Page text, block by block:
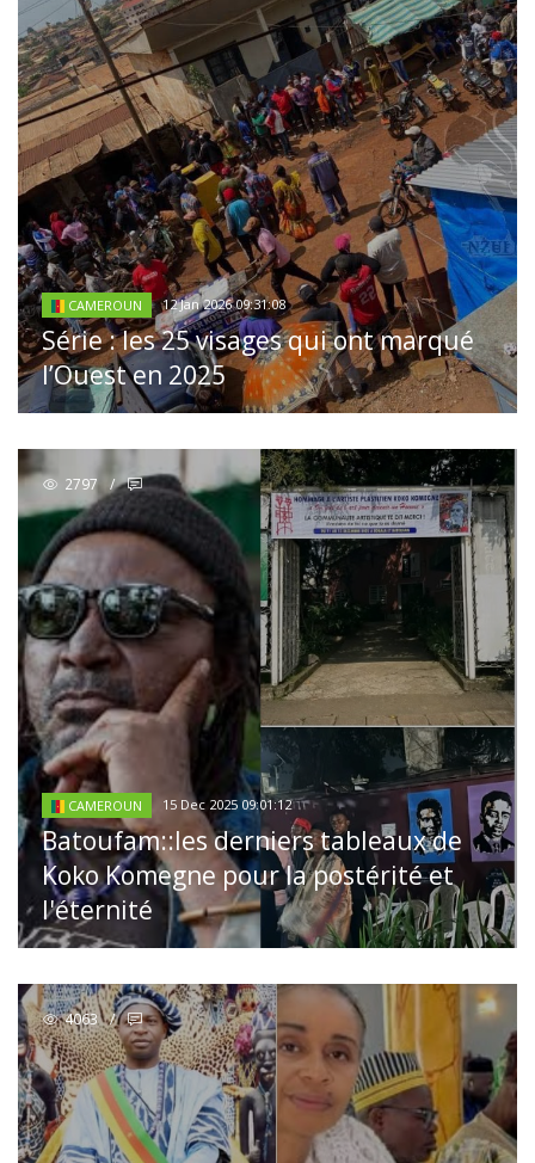
CAMEROUN 12 Jan 2026 09:31:08
Série : les 25 visages qui ont marqué
l’Ouest en 2025
2797 /
CAMEROUN 15 Dec 2025 09:01:12
Batoufam::les derniers tableaux de
Koko Komegne pour la postérité et
l'éternité
4063 /